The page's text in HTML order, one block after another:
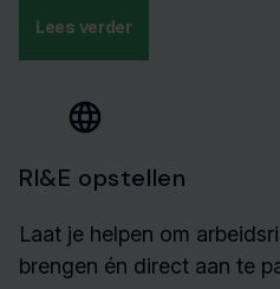
Lees verder
RI&E opstellen
Laat je helpen om
brengen én direct aan te